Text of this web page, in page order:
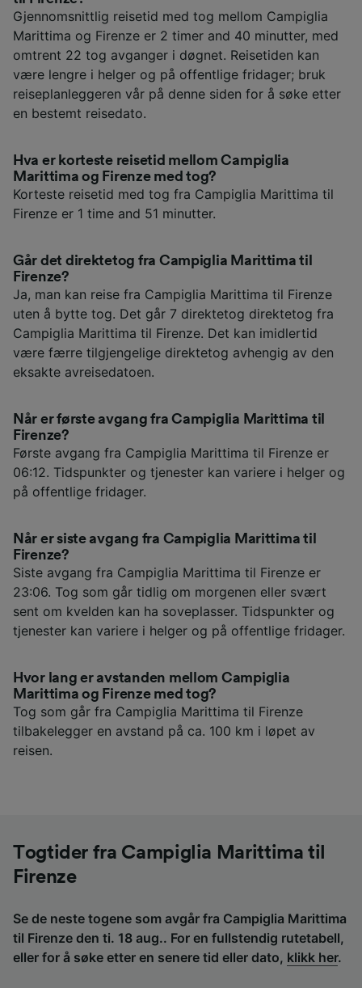
Gjennomsnittlig reisetid med tog mellom Campiglia
Marittima og Firenze er 2 timer and 40 minutter, med
omtrent 22 tog avganger i døgnet. Reisetiden kan
være lengre i helger og på offentlige fridager; bruk
reiseplanleggeren vår på denne siden for å søke etter
en bestemt reisedato.
Hva er korteste reisetid mellom Campiglia
Marittima og Firenze med tog?
Korteste reisetid med tog fra Campiglia Marittima til
Firenze er 1 time and 51 minutter.
Går det direktetog fra Campiglia Marittima til
Firenze?
Ja, man kan reise fra Campiglia Marittima til Firenze
uten å bytte tog. Det går 7 direktetog direktetog fra
Campiglia Marittima til Firenze. Det kan imidlertid
være færre tilgjengelige direktetog avhengig av den
eksakte avreisedatoen.
Når er første avgang fra Campiglia Marittima til
Firenze?
Første avgang fra Campiglia Marittima til Firenze er
06:12. Tidspunkter og tjenester kan variere i helger og
på offentlige fridager.
Når er siste avgang fra Campiglia Marittima til
Firenze?
Siste avgang fra Campiglia Marittima til Firenze er
23:06. Tog som går tidlig om morgenen eller svært
sent om kvelden kan ha soveplasser. Tidspunkter og
tjenester kan variere i helger og på offentlige fridager.
Hvor lang er avstanden mellom Campiglia
Marittima og Firenze med tog?
Tog som går fra Campiglia Marittima til Firenze
tilbakelegger en avstand på ca. 100 km i løpet av
reisen.
Togtider fra Campiglia Marittima til
Firenze
Se de neste togene som avgår fra Campiglia Marittima
til Firenze den ti. 18 aug.. For en fullstendig rutetabell,
eller for å søke etter en senere tid eller dato, klikk her.